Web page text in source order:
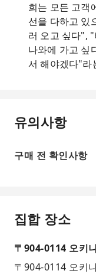
희는 모든 고객
선을 다하고 있
러 오고 싶다",
나와에 가고 싶
서 해야겠다"라
유의사항
구매 전 확인사항
집합 장소
〒904-0114 오키
〒904-0114 오키